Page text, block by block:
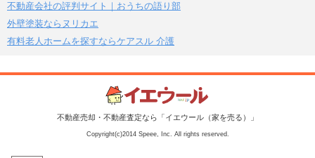
不動産会社の評判サイト｜おうちの語り部
外壁塗装ならヌリカエ
有料老人ホームを探すならケアスル 介護
不動産売却・不動産査定なら「イエウール（家を売る）」
Copyright(c)2014 Speee, Inc. All rights reserved.